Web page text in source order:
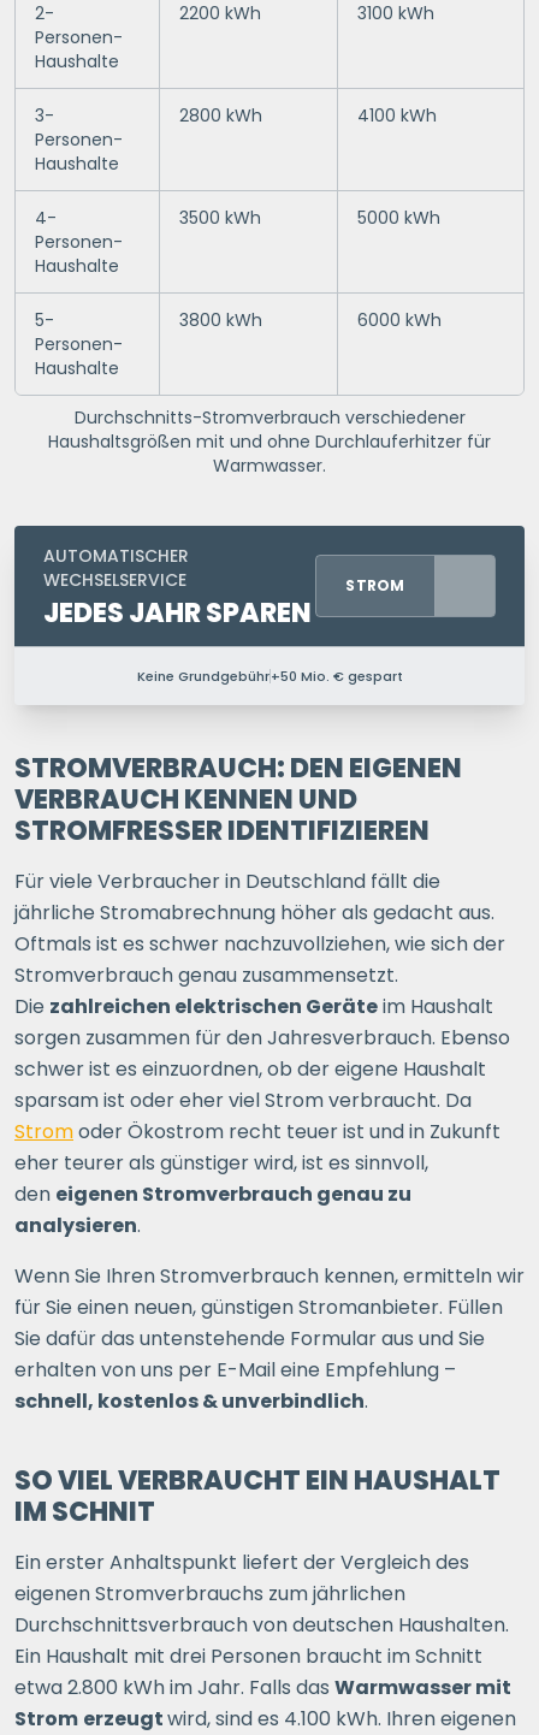
2-
Personen-
Haushalte
2200 kWh 3100 kWh
3-
Personen-
Haushalte
2800 kWh 4100 kWh
4-
Personen-
Haushalte
3500 kWh 5000 kWh
5-
Personen-
Haushalte
3800 kWh 6000 kWh
Durchschnitts-Stromverbrauch verschiedener
Haushaltsgrößen mit und ohne Durchlauferhitzer für
Warmwasser.
AUTOMATISCHER
WECHSELSERVICE
JEDES JAHR SPAREN
STROM
PERSONEN IM HAUSHALT
Ihre Postleitzahl
ERSPARNIS BERECHNEN
oderdirekt registrieren
Keine Grundgebühr+50 Mio. € gespart
STROMVERBRAUCH: DEN EIGENEN
VERBRAUCH KENNEN UND
STROMFRESSER IDENTIFIZIEREN
Für viele Verbraucher in Deutschland fällt die
jährliche Stromabrechnung höher als gedacht aus.
Oftmals ist es schwer nachzuvollziehen, wie sich der
Stromverbrauch genau zusammensetzt.
Die zahlreichen elektrischen Geräteim Haushalt
sorgen zusammen für den Jahresverbrauch. Ebenso
schwer ist es einzuordnen, ob der eigene Haushalt
sparsam ist oder eher viel Strom verbraucht. Da
Stromoder Ökostrom recht teuer ist und in Zukunft
eher teurer als günstiger wird, ist es sinnvoll,
den eigenen Stromverbrauch genau zu
analysieren.
Wenn Sie Ihren Stromverbrauch kennen, ermitteln wir
für Sie einen neuen, günstigen Stromanbieter. Füllen
Sie dafür das untenstehende Formular aus und Sie
erhalten von uns per E-Mail eine Empfehlung –
schnell, kostenlos & unverbindlich.
SO VIEL VERBRAUCHT EIN HAUSHALT
IM SCHNIT
Ein erster Anhaltspunkt liefert der Vergleich des
eigenen Stromverbrauchs zum jährlichen
Durchschnittsverbrauch von deutschen Haushalten.
Ein Haushalt mit drei Personen braucht im Schnitt
etwa 2.800 kWh im Jahr. Falls das Warmwasser mit
Strom erzeugtwird, sind es 4.100 kWh. Ihren eigenen